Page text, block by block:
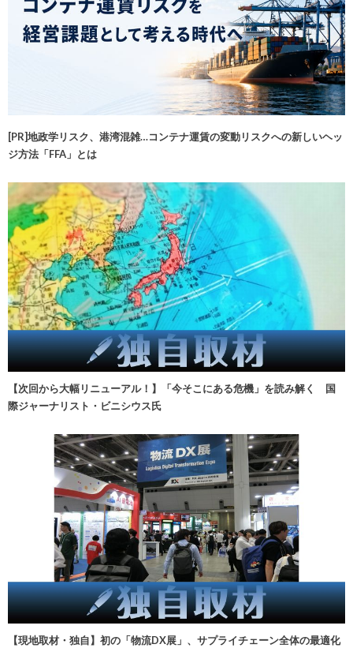
[PR]地政学リスク、港湾混雑…コンテナ運賃の変動リスクへの新しいヘッ
ジ方法「FFA」とは
【次回から大幅リニューアル！】「今そこにある危機」を読み解く 国
際ジャーナリスト・ビニシウス氏
【現地取材・独自】初の「物流DX展」、サプライチェーン全体の最適化